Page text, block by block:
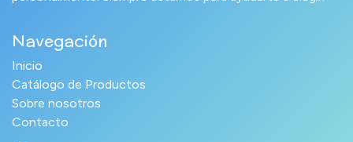
Navegación
Inicio
Catálogo de Productos
Sobre nosotros
Contacto